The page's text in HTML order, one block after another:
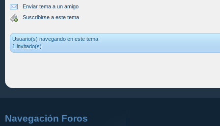
Enviar tema a un amigo
Suscribirse a este tema
Usuario(s) navegando en este tema:
1 invitado(s)
Navegación Foros